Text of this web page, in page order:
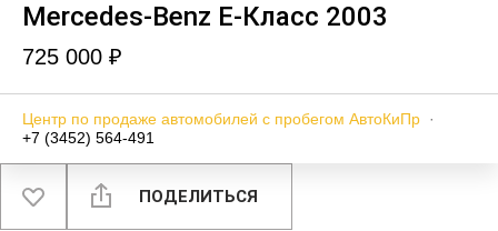
Mercedes‑Benz E-Класс 2003
725 000 ₽
Центр по продаже автомобилей с пробегом АвтоКиПр ·
+7 (3452) 564-491
ПОДЕЛИТЬСЯ